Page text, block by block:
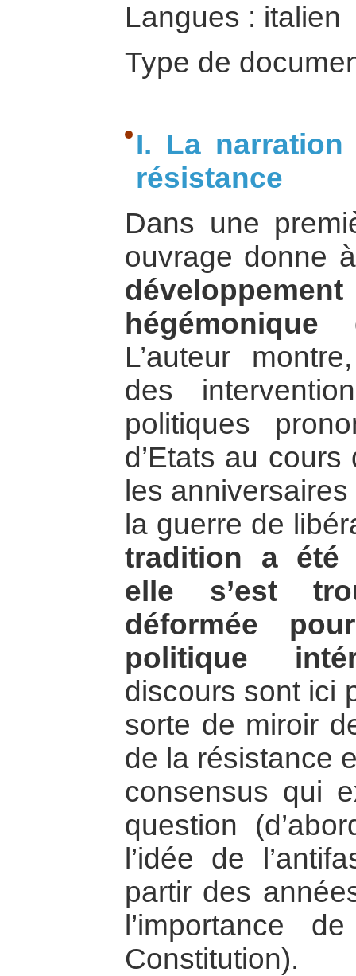
Langues : italien
Type de
I. La narration
résistance
Dans une
ouvrage donne
L’auteur
des
politiques
d’Etats au
les
la guerre de
tradition a été
elle s’est
déformée
politique
discours sont ici
sorte de miroir
de la résistance
consensus qui
question
l’idée de
partir des
l’importance
Constitution).